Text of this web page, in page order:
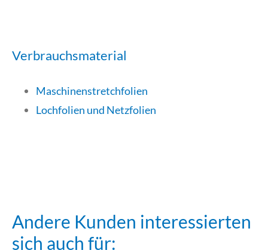
Verbrauchsmaterial
Maschinenstretchfolien
Lochfolien und Netzfolien
Andere Kunden interessierten
sich auch für: